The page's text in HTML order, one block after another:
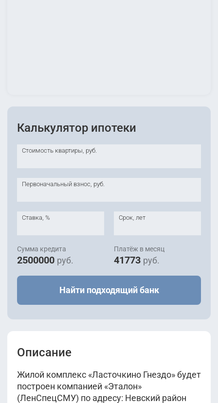
Калькулятор ипотеки
Стоимость квартиры, руб.
Первоначальный взнос, руб.
Ставка, % Срок, лет
Сумма кредита
2500000 руб.
Платёж в месяц
41773 руб.
Найти подходящий банк
Описание
Жилой комплекс «Ласточкино Гнездо» будет
построен компанией «Эталон»
(ЛенСпецСМУ) по адресу: Невский район